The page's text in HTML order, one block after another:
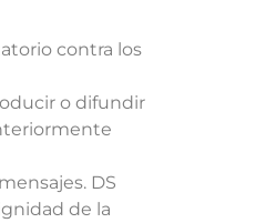
contra los
o difundir
DS
de la